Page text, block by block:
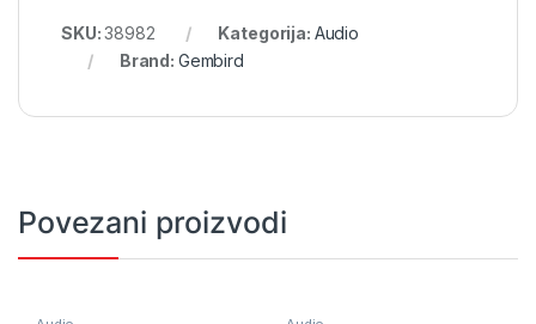
SKU:38982 Kategorija: Audio
Brand: Gembird
Povezani proizvodi